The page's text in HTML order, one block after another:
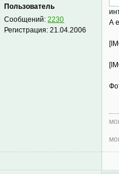
Пользователь
Сообщений:2230
Регистрация:21.04.2006
А